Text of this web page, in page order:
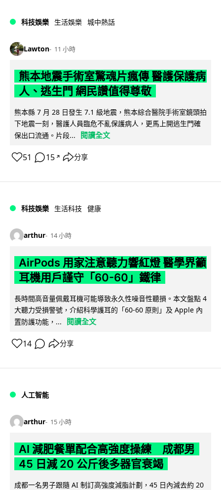
科技娛樂 生活娛樂 城中熱話
Lawton 11 小時
熊本地震手術室驚魂片瘋傳 醫護保護病
人、逃生門 網民讚值得尊敬
熊本縣 7 月 28 日發生 7.1 級地震，熊本綜合醫院手術室鏡頭拍
下地震一刻，醫護人員臨危不亂保護病人，更馬上開逃生門確
保出口流通。片段...
閱讀全文
51 15 ↗ 分享
科技娛樂 生活科技 健康
arthur 14 小時
AirPods 用家注意聽力響紅燈 醫學界籲
耳機用戶謹守「60-60」鐵律
長時間高音量佩戴耳機可能導致永久性噪音性聽損。本文盤點 4
大聽力受損警號，介紹科學護耳的「60-60 原則」及 Apple 內
置防護功能，...
閱讀全文
14 分享
人工智能
arthur 15 小時
AI 減肥餐單配合高強度操練 成都男
45 日減 20 公斤後多器官衰竭
成都一名男子跟隨 AI 制訂高強度減脂計劃，45 日內減去約 20